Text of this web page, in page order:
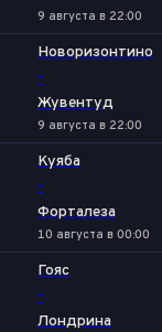
9 августа в 22:00
Новоризонтино
-
Жувентуд
9 августа в 22:00
Куяба
-
Форталеза
10 августа в 00:00
Гояс
-
Лондрина